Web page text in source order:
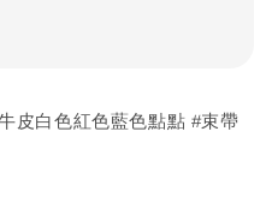
皮白色紅色藍色點點 #束帶